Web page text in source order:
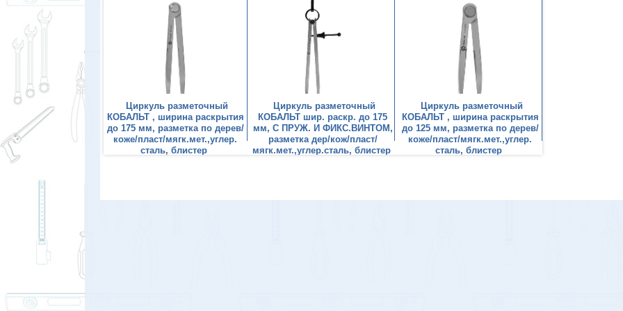
разметочный
ширина раскрытия
разметка по дерев/
мягк.мет.,углер.
блистер
Циркуль разметочный
КОБАЛЬТ , ширина раскрытия
до 175 мм, разметка по дерев/
коже/пласт/мягк.мет.,углер.
сталь, блистер
Циркуль разметочный
КОБАЛЬТ шир. раскр. до 175
мм, С ПРУЖ. И ФИКС.ВИНТОМ,
разметка дер/кож/пласт/
мягк.мет.,углер.сталь, блистер
Циркуль разметочный
КОБАЛЬТ , ширина раскрытия
до 125 мм, разметка по дерев/
коже/пласт/мягк.мет.,углер.
сталь, блистер